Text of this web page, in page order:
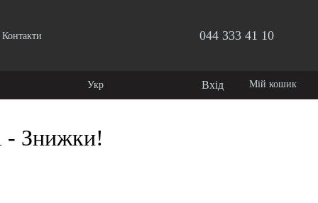
Контакти 044 333 41 10
Укр Вхід Мій кошик
- Знижки!